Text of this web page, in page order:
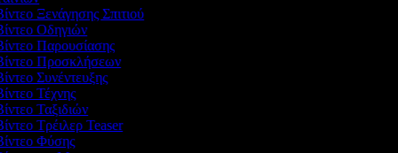
Ξενάγησης Σπιτιού
Οδηγιών
Παρουσίασης
Προσκλήσεων
Συνέντευξης
Τέχνης
Ταξιδιών
Τρέιλερ Teaser
Φύσης